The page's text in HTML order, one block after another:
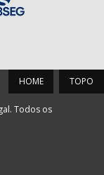
TOPO
HOME
Todos os